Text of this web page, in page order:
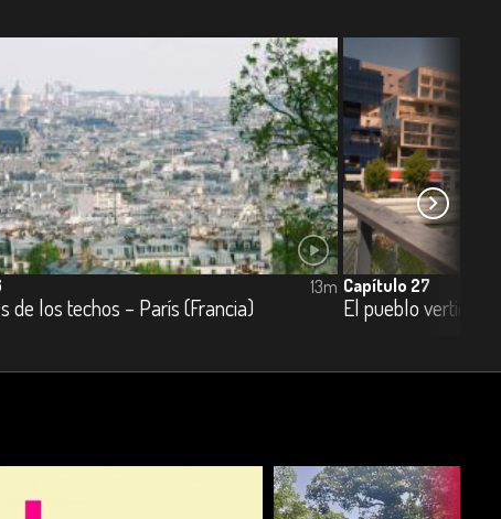
de los techos – París (Francia)
13m Capítulo 27
El pueblo vertical –